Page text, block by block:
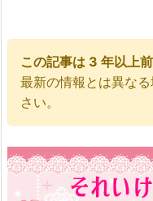
この記事は 3 年以上
最新の情報とは異な
さい。